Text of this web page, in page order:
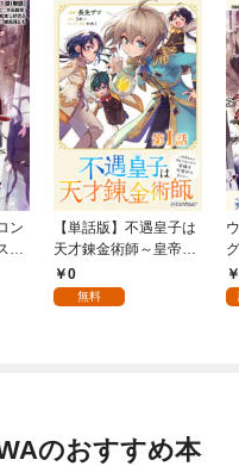
ン
【単話版】不遇皇子は
天才錬金術師～皇帝な
んて柄じゃないので弟
妹を可愛がりたい～@
0
無料
のおすすめ本